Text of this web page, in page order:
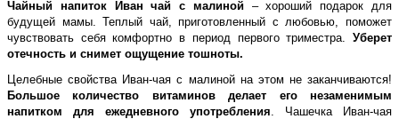
Чайный напиток Иван чай с малиной– хороший подарок для
будущей мамы. Теплый чай, приготовленный с любовью, поможет
чувствовать себя комфортно в период первого триместра. Уберет
отечность и снимет ощущение тошноты.
Целебные свойства Иван-чая с малиной на этом не заканчиваются!
Большое количество витаминов делает его незаменимым
напитком для ежедневного употребления . Чашечка Иван-чая